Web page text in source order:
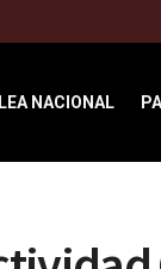
NACIONAL